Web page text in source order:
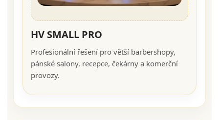
HV SMALL PRO
Profesionální řešení pro větší barbershopy,
pánské salony, recepce, čekárny a komerční
provozy.